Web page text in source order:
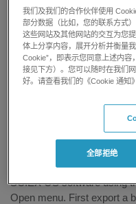
打印 评价文章:
For research use
Answer
Users can import batch
SCIEX OS software using
Open menu. First export a
我们及我们的合作伙伴使用
部分数据（比如，您的联系方式
这些网站及其他网站的交互为您
体上分享内容，展开分析并衡量
Cookie”，即表示您同意上述内
接见下方）。您可以随时在我们
好。请查看我们的《Cookie 通知
全部拒绝